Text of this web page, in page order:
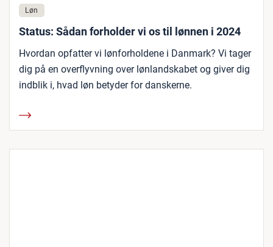
Løn
Status: Sådan forholder vi os til lønnen i 2024
Hvordan opfatter vi lønforholdene i Danmark? Vi tager
dig på en overflyvning over lønlandskabet og giver dig
indblik i, hvad løn betyder for danskerne.